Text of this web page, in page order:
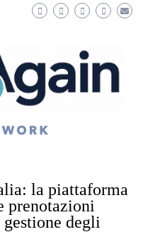
la piattaforma
prenotazioni
degli